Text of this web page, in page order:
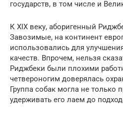
государств, в том числе и
К XIX веку, аборигенный
Завозимые, на континент
использовались для
качеств. Впрочем, нельзя
Риджбеки были плохими
четвероногим доверялась
Группа собак могла не только
удерживать его лаем до